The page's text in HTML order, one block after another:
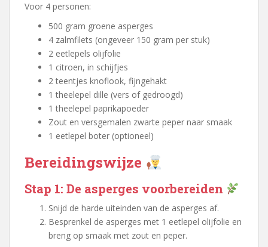
Voor 4 personen:
500 gram groene asperges
4 zalmfilets (ongeveer 150 gram per stuk)
2 eetlepels olijfolie
1 citroen, in schijfjes
2 teentjes knoflook, fijngehakt
1 theelepel dille (vers of gedroogd)
1 theelepel paprikapoeder
Zout en versgemalen zwarte peper naar smaak
1 eetlepel boter (optioneel)
Bereidingswijze
Stap 1: De asperges voorbereiden
Snijd de harde uiteinden van de asperges af.
Besprenkel de asperges met 1 eetlepel olijfolie en
breng op smaak met zout en peper.